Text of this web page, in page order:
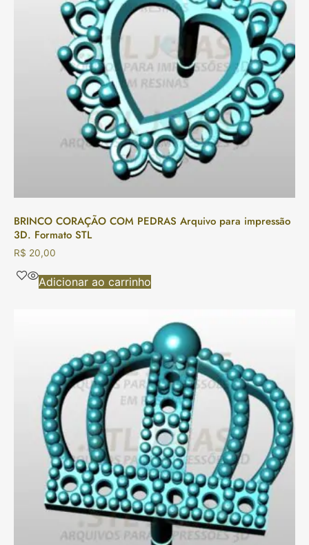
BRINCO CORAÇÃO COM PEDRAS Arquivo para impressão
3D. Formato STL
R$ 20,00
Adicionar ao carrinho